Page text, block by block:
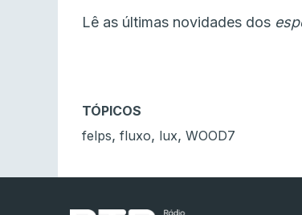
Lê as últimas novidades dos
TÓPICOS
felps, fluxo, lux, WOOD7